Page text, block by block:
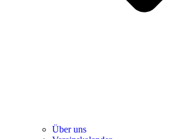
Über uns